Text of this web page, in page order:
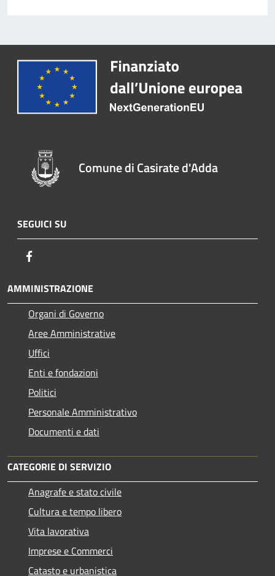
Comune di Casirate d'Adda
SEGUICI SU
AMMINISTRAZIONE
Organi di Governo
Aree Amministrative
Uffici
Enti e fondazioni
Politici
Personale Amministrativo
Documenti e dati
CATEGORIE DI SERVIZIO
Anagrafe e stato civile
Cultura e tempo libero
Vita lavorativa
Imprese e Commerci
Catasto e urbanistica